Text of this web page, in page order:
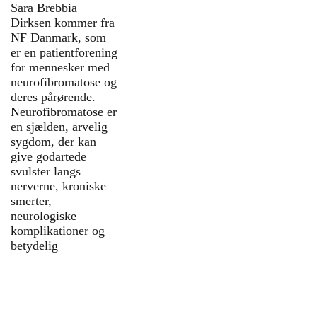
Sara Brebbia
Dirksen kommer fra
NF Danmark, som
er en patientforening
for mennesker med
neurofibromatose og
deres pårørende.
Neurofibromatose er
en sjælden, arvelig
sygdom, der kan
give godartede
svulster langs
nerverne, kroniske
smerter,
neurologiske
komplikationer og
betydelig